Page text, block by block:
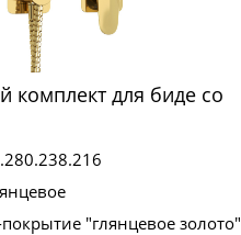
комплект для биде со
покрытие "глянцевое золото"